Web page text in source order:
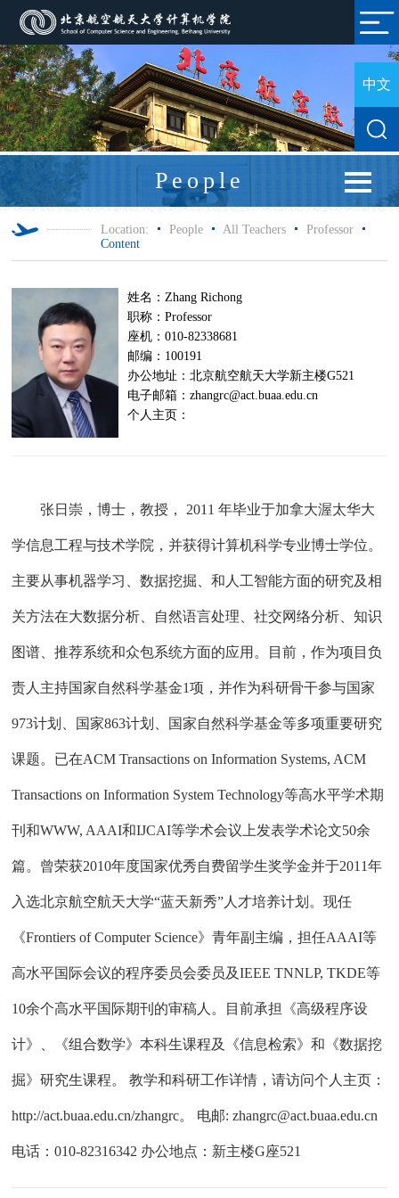
中文
People
Location: People All Teachers
Professor
Content
姓名：Zhang Richong
职称：Professor
座机：010-82338681
邮编：100191
办公地址：北京航空航天大学新主楼G521
电子邮箱：zhangrc@act.buaa.edu.cn
个人主页：
张日崇，博士，教授， 2011 年毕业于加拿大渥太华大
学信息工程与技术学院，并获得计算机科学专业博士学位。
主要从事机器学习、数据挖掘、和人工智能方面的研究及相
关方法在大数据分析、自然语言处理、社交网络分析、知识
图谱、推荐系统和众包系统方面的应用。目前，作为项目负
责人主持国家自然科学基金1项，并作为科研骨干参与国家
973计划、国家863计划、国家自然科学基金等多项重要研究
课题。已在ACM Transactions on Information Systems, ACM
Transactions on Information System Technology等高水平学术期
刊和WWW, AAAI和IJCAI等学术会议上发表学术论文50余
篇。曾荣获2010年度国家优秀自费留学生奖学金并于2011年
入选北京航空航天大学“蓝天新秀”人才培养计划。现任
《Frontiers of Computer Science》青年副主编，担任AAAI等
高水平国际会议的程序委员会委员及IEEE TNNLP, TKDE等
10余个高水平国际期刊的审稿人。目前承担《高级程序设
计》、《组合数学》本科生课程及《信息检索》和《数据挖
掘》研究生课程。 教学和科研工作详情，请访问个人主页：
http://act.buaa.edu.cn/zhangrc。 电邮: zhangrc@act.buaa.edu.cn
电话：010-82316342 办公地点：新主楼G座521